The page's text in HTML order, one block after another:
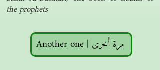
the prophets
Another one | مرة أخرى